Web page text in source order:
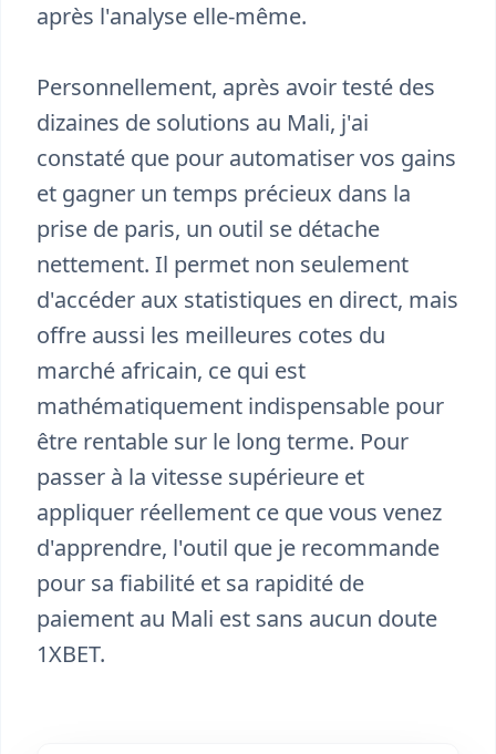
après l'analyse elle-même.
Personnellement, après avoir testé des
dizaines de solutions au Mali, j'ai
constaté que pour automatiser vos gains
et gagner un temps précieux dans la
prise de paris, un outil se détache
nettement. Il permet non seulement
d'accéder aux statistiques en direct, mais
offre aussi les meilleures cotes du
marché africain, ce qui est
mathématiquement indispensable pour
être rentable sur le long terme. Pour
passer à la vitesse supérieure et
appliquer réellement ce que vous venez
d'apprendre, l'outil que je recommande
pour sa fiabilité et sa rapidité de
paiement au Mali est sans aucun doute
1XBET.